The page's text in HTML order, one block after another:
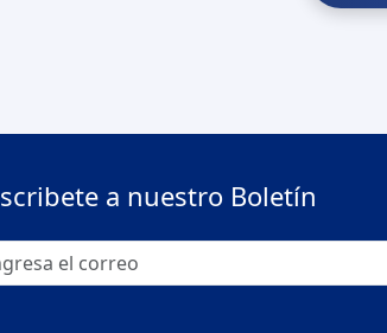
a nuestro Boletín